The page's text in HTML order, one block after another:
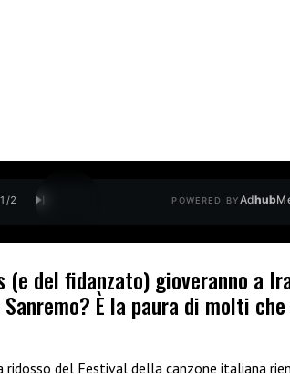
1 /2 POWERED BYAdhub
(e del fidanzato) gioveranno a
È la paura di molti
del Festival della canzone italiana